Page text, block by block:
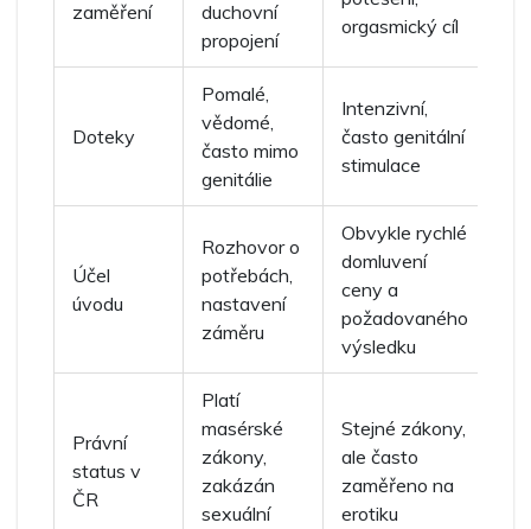
zaměření
duchovní
propojení
orgasmický cíl
Doteky
Pomalé,
vědomé,
často mimo
genitálie
Intenzivní,
často genitální
stimulace
Účel
úvodu
Rozhovor o
potřebách,
nastavení
záměru
Obvykle rychlé
domluvení
ceny a
požadovaného
výsledku
Právní
status v
ČR
Platí
masérské
zákony,
zakázán
sexuální
Stejné zákony,
ale často
zaměřeno na
erotiku